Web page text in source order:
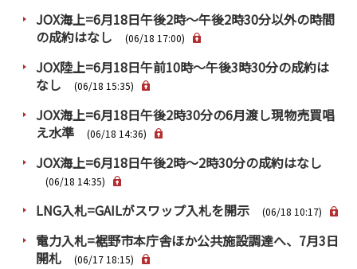
JOX海上=6月18日午後2時～午後2時30分以外の時間
の成約はなし
(06/18 17:00)
JOX陸上=6月18日午前10時～午後3時30分の成約は
なし
(06/18 15:35)
JOX海上=6月18日午後2時30分の6月渡し現物売買唱
え水準
(06/18 14:36)
JOX海上=6月18日午後2時～2時30分の成約はなし
(06/18 14:35)
LNG入札=GAILがスワップ入札を開示 (06/18 10:17)
電力入札=裾野市本庁舎ほか公共施設調達へ、7月3日
開札
(06/17 18:15)